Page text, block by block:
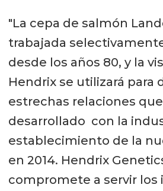
"La cepa de salmón
trabajada
desde los años 80, y la
Hendrix se utilizará para
estrechas relaciones
desarrollado con la
establecimiento de la
en 2014. Hendrix
compromete a servir los